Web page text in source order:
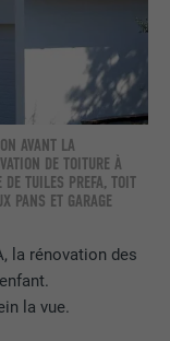
la rénovation des
la vue.
AVANT LA
DE TOITURE À
DE TUILES PREFA, TOIT
PANS ET GARAGE
réseau social
de
réseau social